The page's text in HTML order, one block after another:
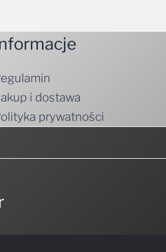
i dostawa
prywatności